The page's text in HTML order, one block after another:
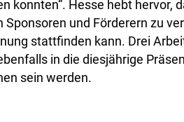
konnten“. Hesse hebt hervor,
und Förderern zu
stattfinden kann. Drei
in die diesjährige
sein werden.